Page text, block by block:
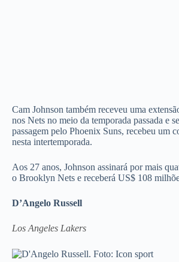
Cam Johnson também receveu uma
nos Nets no meio da temporada passada e
passagem pelo Phoenix Suns, recebeu um
nesta intertemporada.
Aos 27 anos, Johnson assinará por mais
o Brooklyn Nets e receberá US$ 108
D’Angelo Russell
Los Angeles Lakers